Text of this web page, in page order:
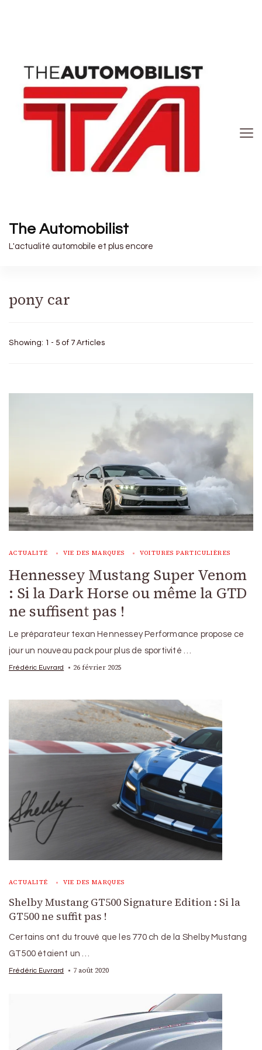
The Automobilist
L'actualité automobile et plus encore
pony car
Showing: 1 - 5 of 7 Articles
ACTUALITÉ VIE DES MARQUES VOITURES PARTICULIÈRES
Hennessey Mustang Super Venom
: Si la Dark Horse ou même la GTD
ne suffisent pas !
Le préparateur texan Hennessey Performance propose ce
jour un nouveau pack pour plus de sportivité …
Frédéric Euvrard 26 février 2025
ACTUALITÉ VIE DES MARQUES
Shelby Mustang GT500 Signature Edition : Si la
GT500 ne suffit pas !
Certains ont du trouvé que les 770 ch de la Shelby Mustang
GT500 étaient un …
Frédéric Euvrard 7 août 2020